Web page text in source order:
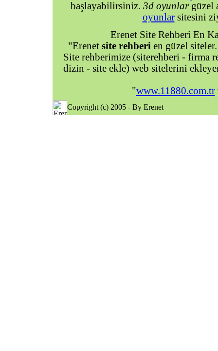
başlayabilirsiniz. 3d oyunlargüzel
oyunlarsitesini
Erenet Site Rehberi En
"Erenet site rehberi en güzel
Site rehberimize (siterehberi - firma
dizin - site ekle) web sitelerini
"www.11880.com.tr
Copyright (c) 2005 - By Erenet